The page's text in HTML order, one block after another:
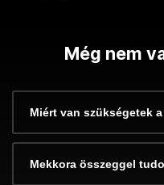
Még nem
Miért van szükségetek
Mekkora összeggel